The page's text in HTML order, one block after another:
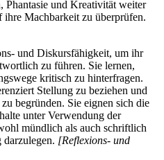
Phantasie und Kreativität weiter
Machbarkeit zu überprüfen.
und Diskursfähigkeit, um ihr
zu führen. Sie lernen,
kritisch zu hinterfragen.
Stellung zu beziehen und
begründen. Sie eignen sich die
unter Verwendung der
mündlich als auch schriftlich
[Reflexions- und